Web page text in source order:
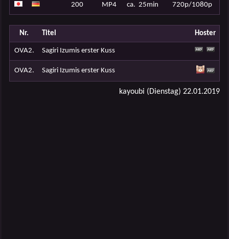
200 MP4 ca. 25min 720p/1080p
Nr. Titel Hoster
OVA2. Sagiri Izumis erster Kuss
OVA2. Sagiri Izumis erster Kuss
kayoubi (Dienstag) 22.01.2019